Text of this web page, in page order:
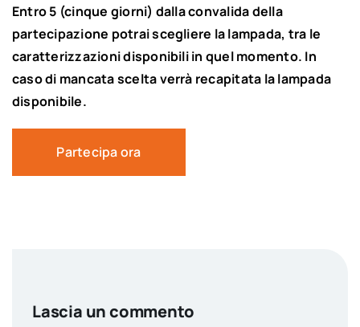
Entro 5 (cinque giorni) dalla convalida della
partecipazione potrai scegliere la lampada, tra le
caratterizzazioni disponibili in quel momento. In
caso di mancata scelta verrà recapitata la lampada
disponibile.
Partecipa ora
Lascia un commento